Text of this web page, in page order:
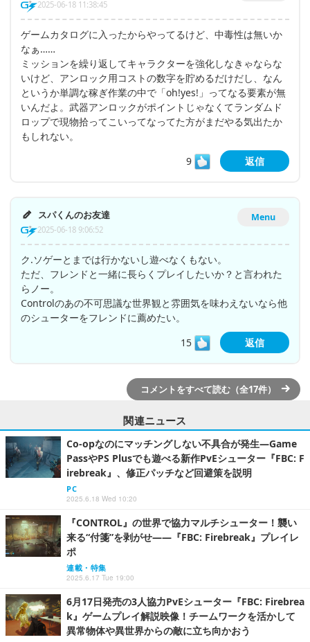
2025-06-18 11:38:45
ゲームカタログに入ったからやってるけど、中毒性は無いか
なぁ……
ミッションを繰り返してキャラクターを強化しなきゃならな
いけど、アンロック用コストの数字を貯めるだけだし、なん
というか単調な稼ぎ作業の中で「oh!yes!」ってなる要素が無
いんだよ。武器アンロックがポイントじゃなくてランダムド
ロップで現物拾ってこいってなってた方がまだやる気出たか
もしれない。
9
返信
Menu
スパくんのお友達
2025-06-18 9:06:52
ク.ソゲーとまでは行かないし遊べなくもない。
ただ、フレンドと一緒に長らくプレイしたいか？と言われた
らノー。
Controlのあの不可思議な世界観と雰囲気を味わえないなら他
のシューターをフレンドに薦めたい。
15
返信
コメントをすべて読む（全17件）
関連ニュース
Co-opなのにマッチングしない不具合が発生―Game
PassやPS Plusでも遊べる新作PvEシューター『FBC: F
irebreak』、修正パッチなど回避策を説明
PC
2025.6.18 Wed 10:20
『CONTROL』の世界で協力マルチシューター！襲い
来る“付箋”を剥がせ――『FBC: Firebreak』プレイレ
ポ
連載・特集
2025.6.17 Tue 19:00
6月17日発売の3人協力PvEシューター『FBC: Firebrea
k』ゲームプレイ解説映像！チームワークを活かして
異常物体や異世界からの敵に立ち向かおう